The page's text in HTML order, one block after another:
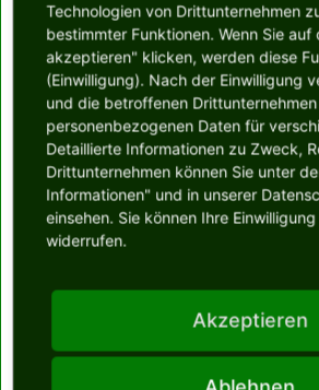
Bild:
Akku Bohr-Schrauber, mit freundlicher
Quellenangabe:
Dieser Artikel basiert auf dem Artikel
Enzyklopädie Wikipedia und steht unter der
Dokumentation. In der Wikipedia ist eine Liste
Technologien von Drittunternehmen
bestimmter Funktionen. Wenn Sie auf
akzeptieren" klicken, werden diese
(Einwilligung). Nach der Einwilligung
und die betroffenen
personenbezogenen Daten für
Detaillierte Informationen zu Zweck,
Drittunternehmen können Sie unter
Informationen" und in unserer
einsehen. Sie können Ihre
widerrufen.
Akzeptieren